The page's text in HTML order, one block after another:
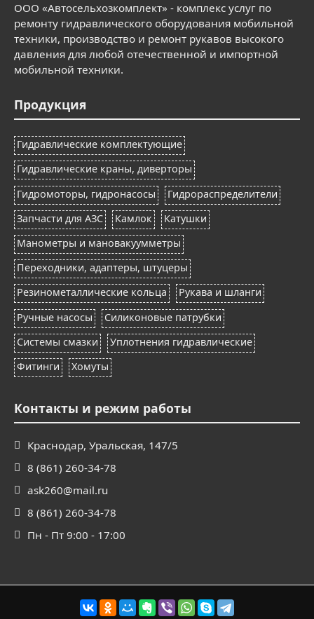
ООО «Автосельхозкомплект» - комплекс услуг по
ремонту гидравлического оборудования мобильной
техники, производство и ремонт рукавов высокого
давления для любой отечественной и импортной
мобильной техники.
Продукция
Гидравлические комплектующие
Гидравлические краны, диверторы
Гидромоторы, гидронасосы
Гидрораспределители
Запчасти для АЗС
Камлок
Катушки
Манометры и мановакуумметры
Переходники, адаптеры, штуцеры
Резинометаллические кольца
Рукава и шланги
Ручные насосы
Силиконовые патрубки
Системы смазки
Уплотнения гидравлические
Фитинги
Хомуты
Контакты и режим работы
Краснодар, Уральская, 147/5
8 (861) 260-34-78
ask260@mail.ru
8 (861) 260-34-78
Пн - Пт 9:00 - 17:00